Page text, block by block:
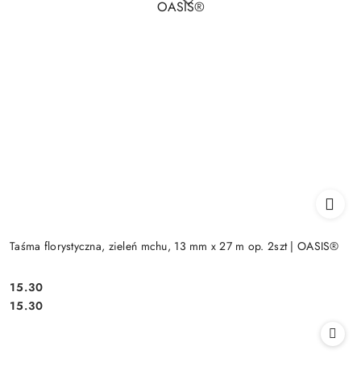
Taśma florystyczna, zieleń mchu, 13 mm x 27 m op. 2szt | OASIS®
Cena:
15.30
Cena:
15.30